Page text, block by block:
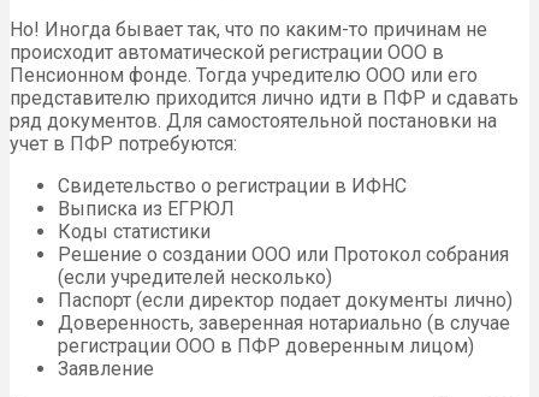
Но! Иногда бывает так, что по каким-то причинам не
происходит автоматической регистрации ООО в
Пенсионном фонде. Тогда учредителю ООО или его
представителю приходится лично идти в ПФР и сдавать
ряд документов. Для самостоятельной постановки на
учет в ПФР потребуются:
Свидетельство о регистрации в ИФНС
Выписка из ЕГРЮЛ
Коды статистики
Решение о создании ООО или Протокол собрания
(если учредителей несколько)
Паспорт (если директор подает документы лично)
Доверенность, заверенная нотариально (в случае
регистрации ООО в ПФР доверенным лицом)
Заявление